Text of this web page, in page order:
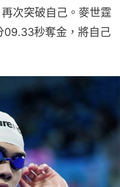
次突破自己。麥世霆
09.33秒奪金，將自己